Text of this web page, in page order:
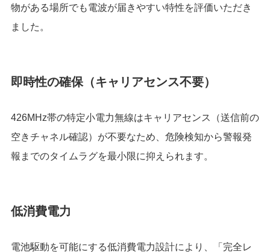
物がある場所でも電波が届きやすい特性を評価いただき
ました。
即時性の確保（キャリアセンス不要）
426MHz帯の特定小電力無線はキャリアセンス（送信前の
空きチャネル確認）が不要なため、危険検知から警報発
報までのタイムラグを最小限に抑えられます。
低消費電力
電池駆動を可能にする低消費電力設計により、「完全レ